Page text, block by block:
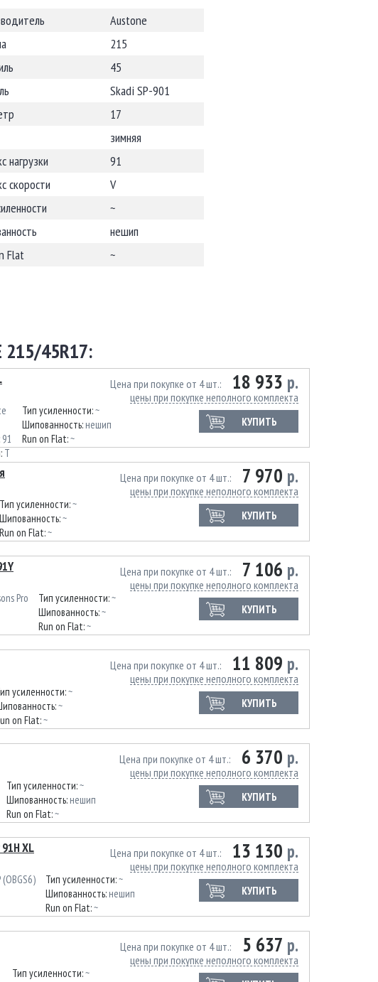
Austone
215
45
Skadi SP-901
17
зимняя
нагрузки
91
скорости
V
~
нешип
Flat
~
45R17:
18 933 р.
Цена при покупке от 4 шт.
цены при покупке неполного комплекта
КУПИТЬ
91
T
Тип усиленности:~
Шипованность: нешип
Run on Flat:~
7 970 р.
Цена при покупке от 4 шт.
цены при покупке неполного комплекта
КУПИТЬ
Тип усиленности:~
Шипованность:~
Run on Flat:~
7 106 р.
Цена при покупке от 4 шт.
цены при покупке неполного комплекта
КУПИТЬ
Pro
Тип усиленности:~
Шипованность:~
Run on Flat:~
11 809 р.
Цена при покупке от 4 шт.
цены при покупке неполного комплекта
КУПИТЬ
усиленности:~
~
on Flat:~
6 370 р.
Цена при покупке от 4 шт.
цены при покупке неполного комплекта
КУПИТЬ
Тип усиленности:~
Шипованность: нешип
Run on Flat:~
XL 13 130 р.
Цена при покупке от 4 шт.
цены при покупке неполного комплекта
КУПИТЬ
(OBGS6)
Тип усиленности:~
Шипованность: нешип
Run on Flat:~
5 637 р.
Цена при покупке от 4 шт.
цены при покупке неполного комплекта
Тип усиленности:~